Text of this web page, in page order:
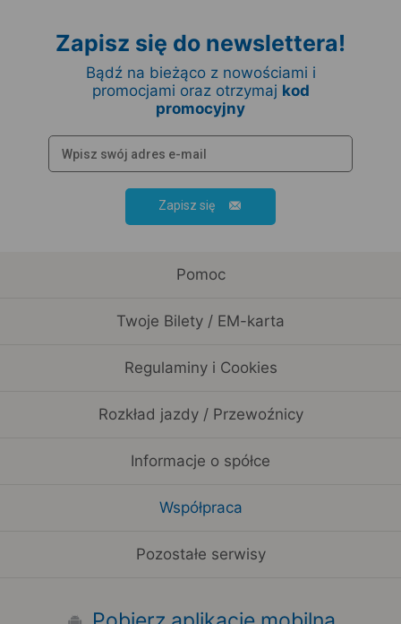
Zapisz się do newslettera!
Bądź na bieżąco z nowościami i
promocjami oraz otrzymaj kod
promocyjny
Zapisz się
Pomoc
Twoje Bilety / EM-karta
Regulaminy i Cookies
Rozkład jazdy / Przewoźnicy
Informacje o spółce
Współpraca
Pozostałe serwisy